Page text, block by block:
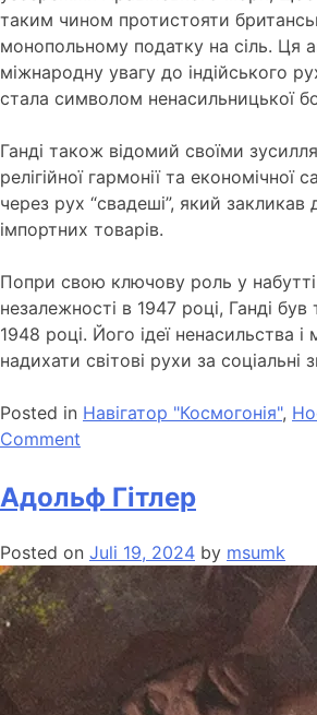
таким чином протистояти
монопольному податку на сіль. Ця
міжнародну увагу до індійського
стала символом ненасильницької
Ганді також відомий своїми
релігійної гармонії та економічної
через рух “свадеші”, який закликав
імпортних товарів.
Попри свою ключову роль у набутті
незалежності в 1947 році, Ганді був
1948 році. Його ідеї ненасильства
надихати світові рухи за соціальні
Posted in Навігатор "Космогонія",
Comment
Адольф Гітлер
Posted on Juli 19, 2024 by msumk